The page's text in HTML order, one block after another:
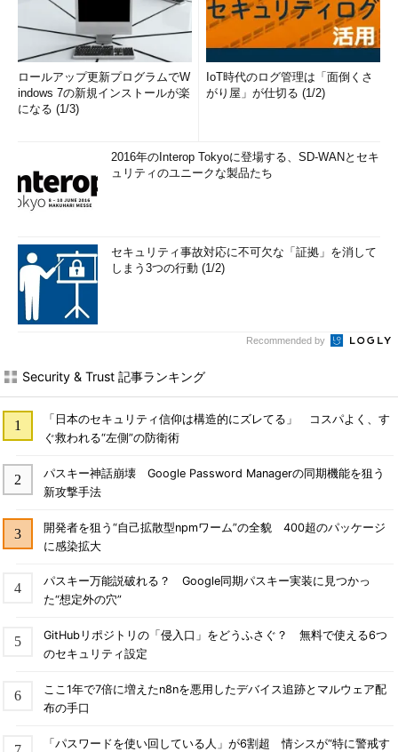
ロールアップ更新プログラムでW
indows 7の新規インストールが楽
になる (1/3)
IoT時代のログ管理は「面倒くさ
がり屋」が仕切る (1/2)
2016年のInterop Tokyoに登場する、SD-WANとセキ
ュリティのユニークな製品たち
セキュリティ事故対応に不可欠な「証拠」を消して
しまう3つの行動 (1/2)
Recommended by
Security & Trust 記事ランキング
「日本のセキュリティ信仰は構造的にズレてる」 コスパよく、す
ぐ救われる“左側”の防衛術
パスキー神話崩壊 Google Password Managerの同期機能を狙う
新攻撃手法
開発者を狙う“自己拡散型npmワーム”の全貌 400超のパッケージ
に感染拡大
パスキー万能説破れる？ Google同期パスキー実装に見つかっ
た“想定外の穴”
GitHubリポジトリの「侵入口」をどうふさぐ？ 無料で使える6つ
のセキュリティ設定
ここ1年で7倍に増えたn8nを悪用したデバイス追跡とマルウェア配
布の手口
「パスワードを使い回している人」が6割超 情シスが“特に警戒す